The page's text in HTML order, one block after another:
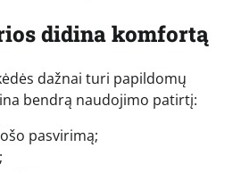
didina komfortą
dažnai turi papildomų
bendrą naudojimo patirtį:
pasvirimą;